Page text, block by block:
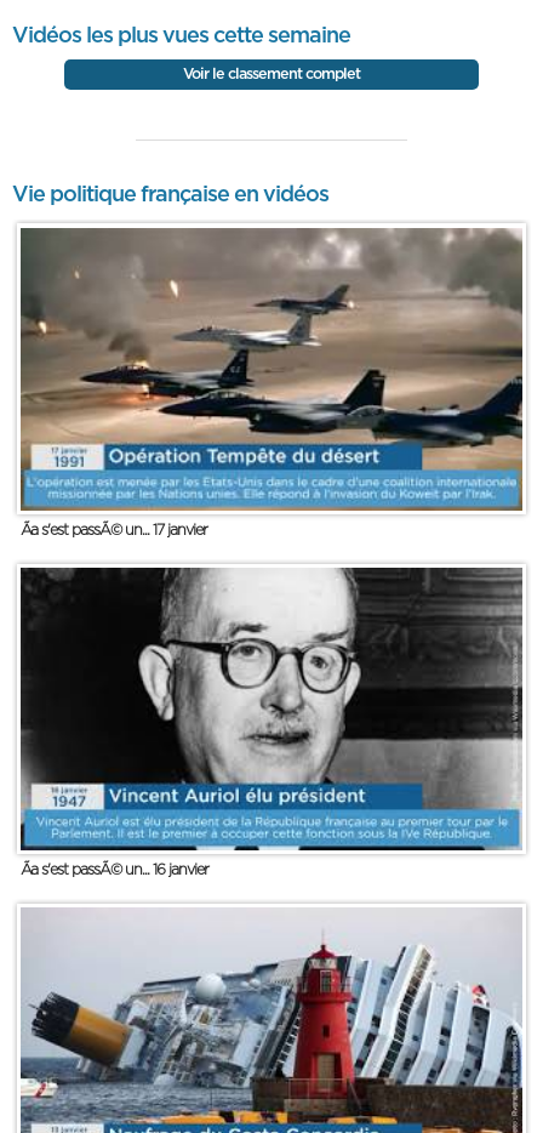
Vidéos les plus vues cette semaine
Voir le classement complet
Vie politique française en vidéos
Ãa s'est passÃ© un... 17 janvier
Ãa s'est passÃ© un... 16 janvier